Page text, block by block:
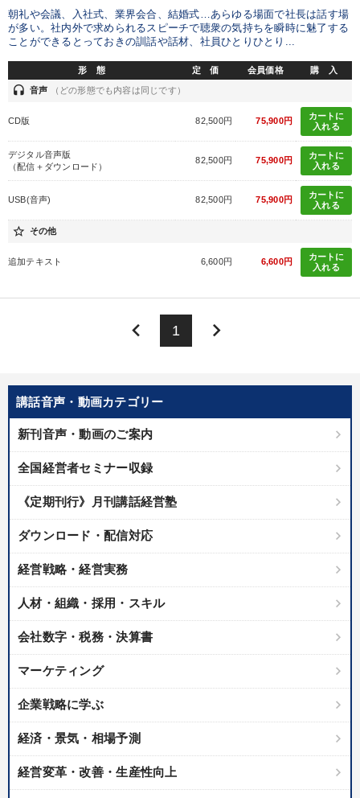
講話音声・動画カテゴリー
新刊音声・動画のご案内
全国経営者セミナー収録
《定期刊行》月刊講話経営塾
ダウンロード・配信対応
経営戦略・経営実務
人材・組織・採用・スキル
会社数字・税務・決算書
マーケティング
企業戦略に学ぶ
経済・景気・相場予測
経営変革・改善・生産性向上
朝礼や会議、入社式、業界会合、結婚式…あらゆる場面で社長は話す場
が多い。社内外で求められるスピーチで聴衆の気持ちを瞬時に魅了する
ことができるとっておきの訓話や話材、社員ひとりひとり...
形 態 定 価 会員価格 購 入
headset 音声 （どの形態でも内容は同じです）
CD版 82,500円 75,900円
カートに
入れる
デジタル音声版
（配信＋ダウンロード）
82,500円 75,900円
カートに
入れる
USB(音声) 82,500円 75,900円
カートに
入れる
star_border その他
追加テキスト 6,600円 6,600円
カートに
入れる
keyboard_arrow_left 1 keyboard_arrow_right